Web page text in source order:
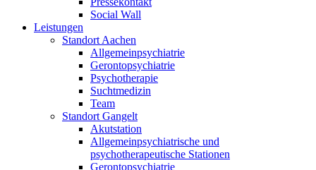
Social Wall
Leistungen
Standort Aachen
Allgemeinpsychiatrie
Gerontopsychiatrie
Psychotherapie
Suchtmedizin
Team
Standort Gangelt
Akutstation
Allgemeinpsychiatrische und
psychotherapeutische Stationen
Gerontopsychiatrie